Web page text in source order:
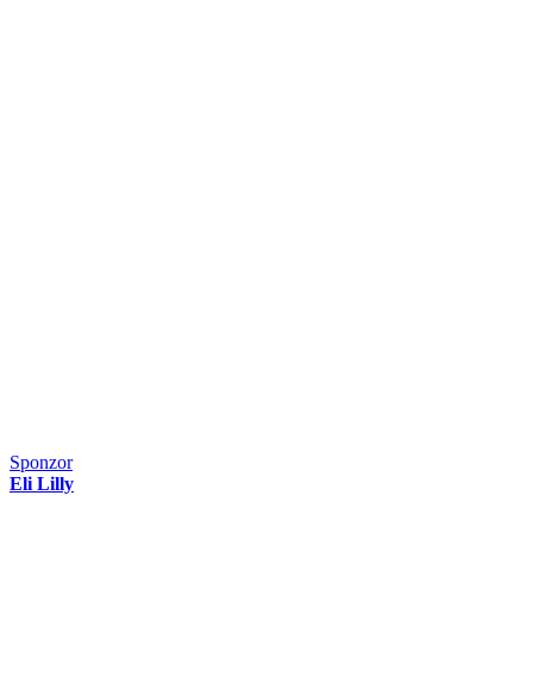
Sponzor
Eli Lilly